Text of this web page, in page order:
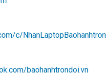
c/
baohanhtrondoi.vn